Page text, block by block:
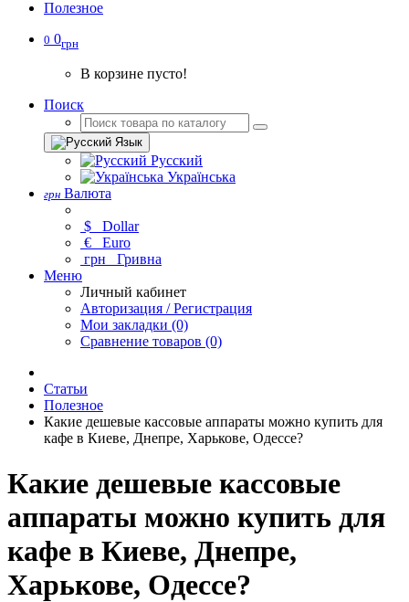
Полезное
0 0грн
В корзине пусто!
Поиск
Язык
Русский
Українська
грн Валюта
$ Dollar
€ Euro
грн Гривна
Меню
Личный кабинет
Авторизация / Регистрация
Мои закладки (0)
Сравнение товаров (0)
Статьи
Полезное
Какие дешевые кассовые аппараты можно купить для
кафе в Киеве, Днепре, Харькове, Одессе?
Какие дешевые кассовые
аппараты можно купить для
кафе в Киеве, Днепре,
Харькове, Одессе?